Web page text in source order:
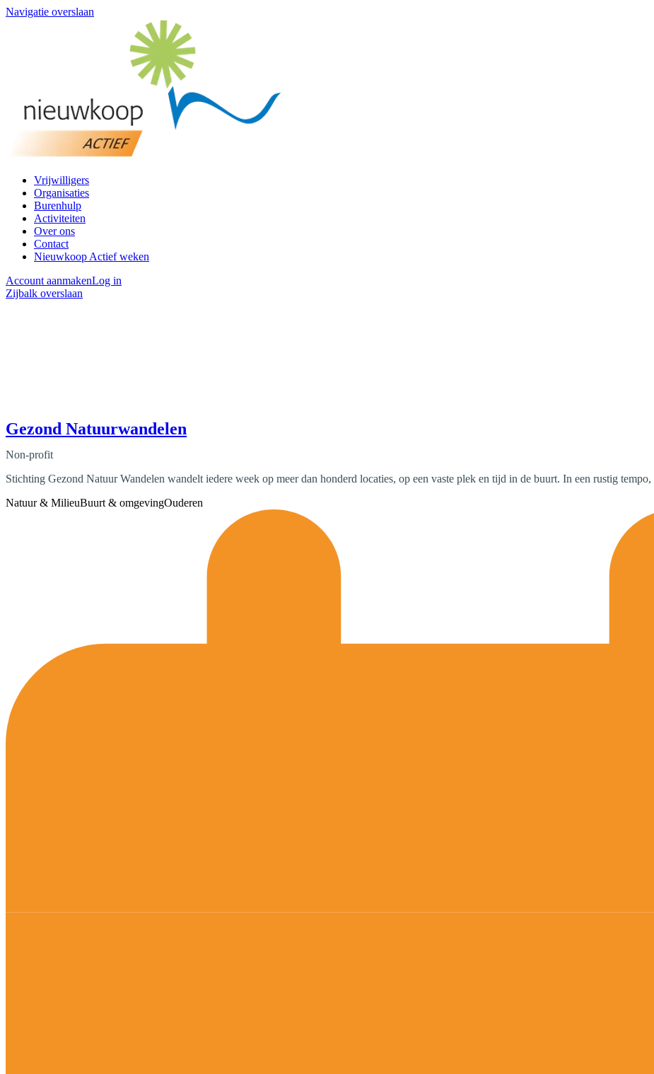
Navigatie overslaan
Vrijwilligers
Organisaties
Burenhulp
Activiteiten
Over ons
Contact
Nieuwkoop Actief weken
Account aanmakenLog in
Zijbalk overslaan
Gezond Natuurwandelen
Non-profit
Stichting Gezond Natuur Wandelen wandelt iedere week op meer dan honderd locaties, op een vaste plek en tijd in de buurt. In een rustig
Natuur & MilieuBuurt & omgevingOuderen